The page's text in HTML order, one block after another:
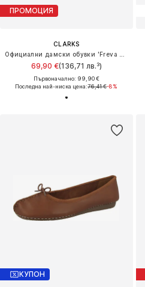
ПРОМОЦИЯ
CLARKS
69,90 €(136,71 лв.³)
Първоначално: 99,90 €
Последна най-ниска цена:76,41 €-8%
КУПОН